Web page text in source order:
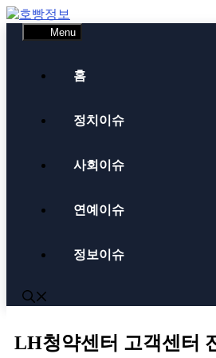
Skip
to
content
Menu
홈
정치이슈
사회이슈
연예이슈
정보이슈
LH청약센터 고객센터